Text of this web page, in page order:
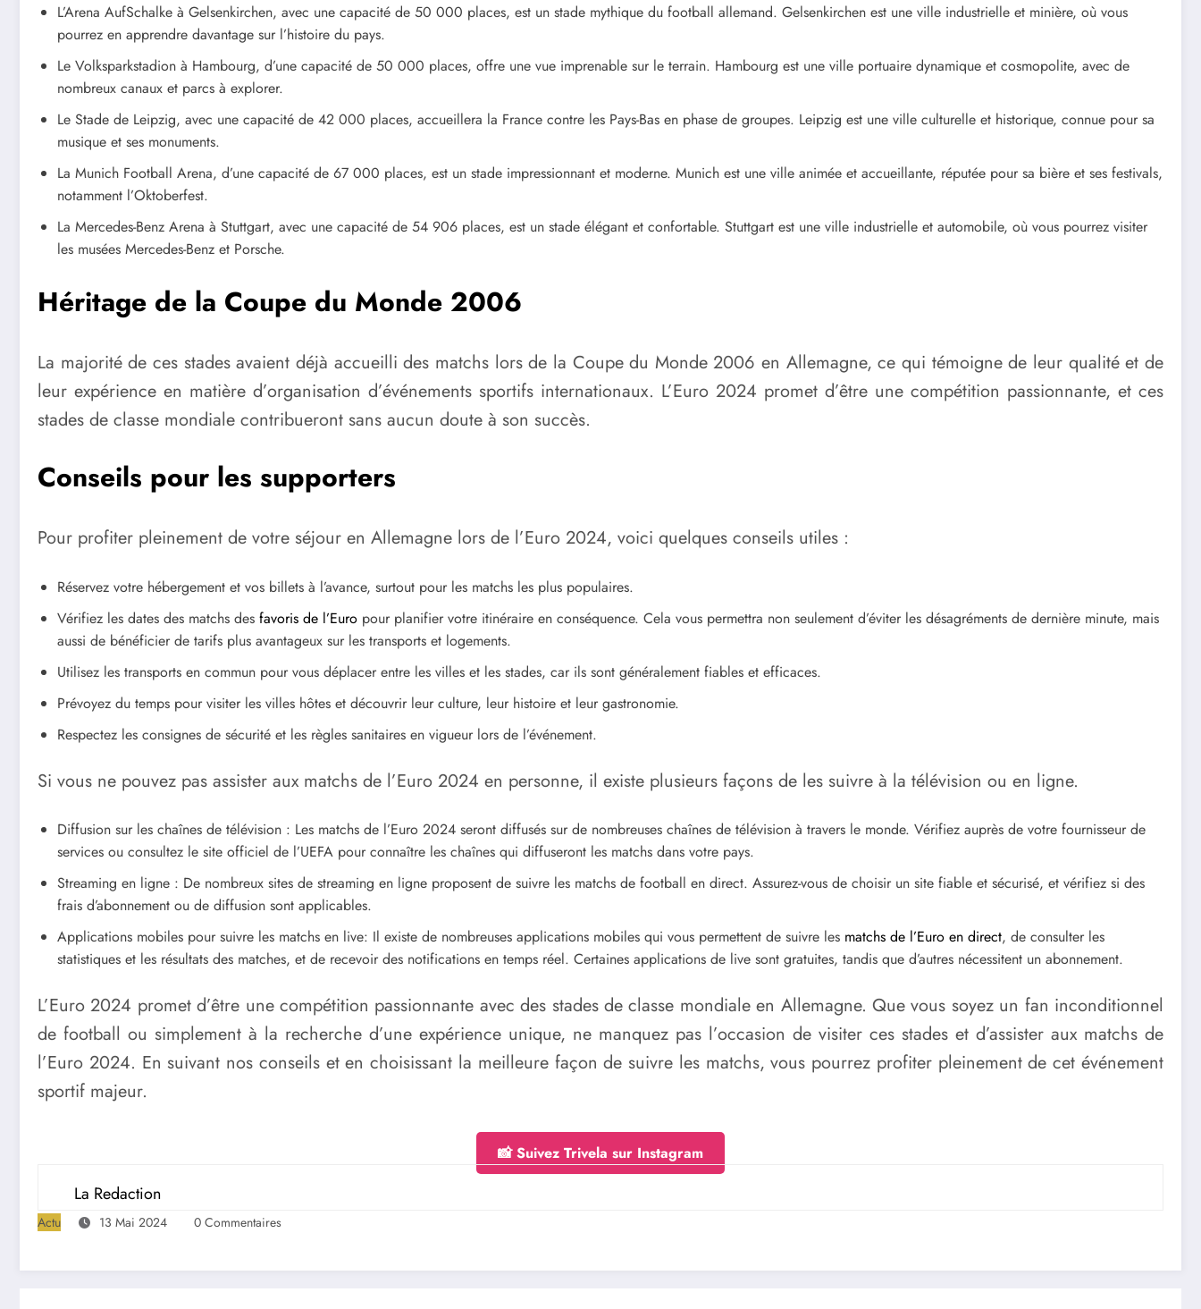
L’Arena AufSchalke à Gelsenkirchen, avec une capacité de 50 000 places, est un stade mythique du football allemand. Gelsenkirchen est une ville industrielle et minière, où vous
pourrez en apprendre davantage sur l’histoire du pays.
Le Volksparkstadion à Hambourg, d’une capacité de 50 000 places, offre une vue imprenable sur le terrain. Hambourg est une ville portuaire dynamique et cosmopolite, avec de
nombreux canaux et parcs à explorer.
Le Stade de Leipzig, avec une capacité de 42 000 places, accueillera la France contre les Pays-Bas en phase de groupes. Leipzig est une ville culturelle et historique, connue pour sa
musique et ses monuments.
La Munich Football Arena, d’une capacité de 67 000 places, est un stade impressionnant et moderne. Munich est une ville animée et accueillante, réputée pour sa bière et ses festivals,
notamment l’Oktoberfest.
La Mercedes-Benz Arena à Stuttgart, avec une capacité de 54 906 places, est un stade élégant et confortable. Stuttgart est une ville industrielle et automobile, où vous pourrez visiter
les musées Mercedes-Benz et Porsche.
Héritage de la Coupe du Monde 2006
La majorité de ces stades avaient déjà accueilli des matchs lors de la Coupe du Monde 2006 en Allemagne, ce qui témoigne de leur qualité et de
leur expérience en matière d’organisation d’événements sportifs internationaux. L’Euro 2024 promet d’être une compétition passionnante, et ces
stades de classe mondiale contribueront sans aucun doute à son succès.
Conseils pour les supporters
Pour profiter pleinement de votre séjour en Allemagne lors de l’Euro 2024, voici quelques conseils utiles :
Réservez votre hébergement et vos billets à l’avance, surtout pour les matchs les plus populaires.
Vérifiez les dates des matchs des favoris de l’Euro pour planifier votre itinéraire en conséquence. Cela vous permettra non seulement d’éviter les désagréments de dernière minute, mais
aussi de bénéficier de tarifs plus avantageux sur les transports et logements.
Utilisez les transports en commun pour vous déplacer entre les villes et les stades, car ils sont généralement fiables et efficaces.
Prévoyez du temps pour visiter les villes hôtes et découvrir leur culture, leur histoire et leur gastronomie.
Respectez les consignes de sécurité et les règles sanitaires en vigueur lors de l’événement.
Si vous ne pouvez pas assister aux matchs de l’Euro 2024 en personne, il existe plusieurs façons de les suivre à la télévision ou en ligne.
Diffusion sur les chaînes de télévision : Les matchs de l’Euro 2024 seront diffusés sur de nombreuses chaînes de télévision à travers le monde. Vérifiez auprès de votre fournisseur de
services ou consultez le site officiel de l’UEFA pour connaître les chaînes qui diffuseront les matchs dans votre pays.
Streaming en ligne : De nombreux sites de streaming en ligne proposent de suivre les matchs de football en direct. Assurez-vous de choisir un site fiable et sécurisé, et vérifiez si des
frais d’abonnement ou de diffusion sont applicables.
Applications mobiles pour suivre les matchs en live: Il existe de nombreuses applications mobiles qui vous permettent de suivre les matchs de l’Euro en direct, de consulter les
statistiques et les résultats des matches, et de recevoir des notifications en temps réel. Certaines applications de live sont gratuites, tandis que d’autres nécessitent un abonnement.
L’Euro 2024 promet d’être une compétition passionnante avec des stades de classe mondiale en Allemagne. Que vous soyez un fan inconditionnel
de football ou simplement à la recherche d’une expérience unique, ne manquez pas l’occasion de visiter ces stades et d’assister aux matchs de
l’Euro 2024. En suivant nos conseils et en choisissant la meilleure façon de suivre les matchs, vous pourrez profiter pleinement de cet événement
sportif majeur.
📸 Suivez Trivela sur Instagram
La Redaction
Actu 13 Mai 2024 0 Commentaires